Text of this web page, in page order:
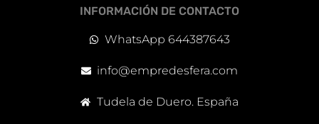
INFORMACIÓN DE CONTACTO
WhatsApp 644387643
info@empredesfera.com
Tudela de Duero. España